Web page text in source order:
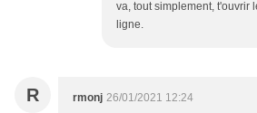
va, tout simplement, t'ouvrir
ligne.
R rmonj 26/01/2021 12:24